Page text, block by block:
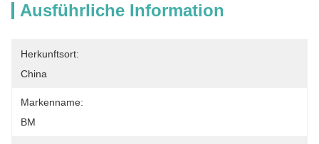
Ausführliche Information
Herkunftsort:
China
Markenname:
BM